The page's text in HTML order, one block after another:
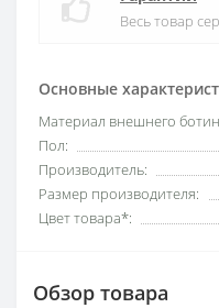
Основные
Материал внешнего
Пол:
Производитель:
Размер производителя:
Цвет товара*:
Весь товар
Обзор товара